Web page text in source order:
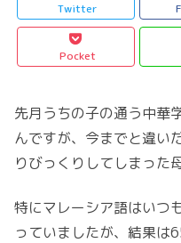
Twitter
Pocket
先月うちの子の通う中華
んですが、今までと違い
りびっくりしてしまった
特にマレーシア語はいつ
っていましたが、結果は